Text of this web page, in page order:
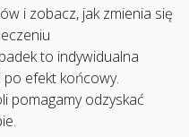
i zobacz, jak zmienia się
to indywidualna
efekt końcowy.
pomagamy odzyskać